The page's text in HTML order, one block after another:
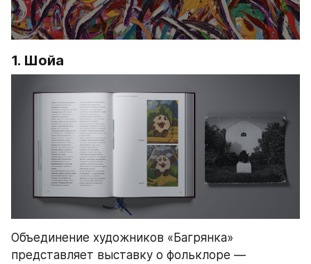
1. Шойа
Объединение художников «Багрянка»
представляет выставку о фольклоре —